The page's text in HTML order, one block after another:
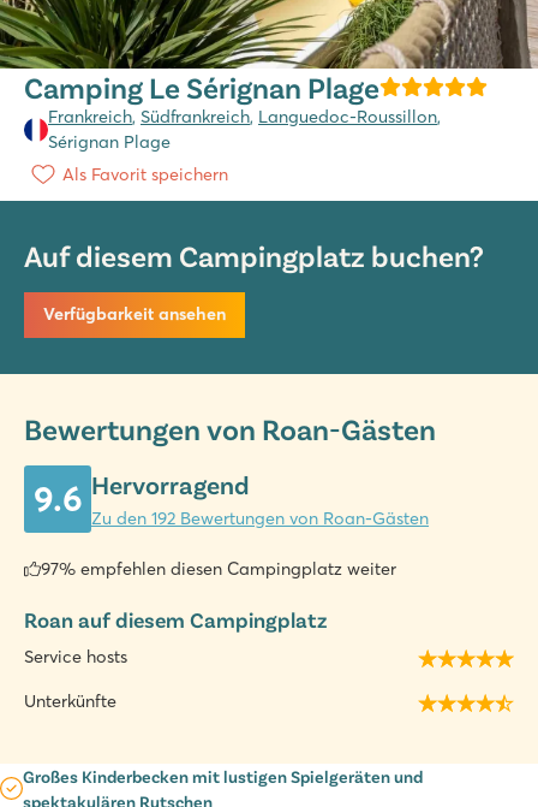
Camping Le Sérignan Plage
Frankreich, Südfrankreich, Languedoc-Roussillon,
Sérignan Plage
Als Favorit speichern
Auf diesem Campingplatz buchen?
Verfügbarkeit ansehen
Bewertungen von Roan-Gästen
9.6 Hervorragend
Zu den 192 Bewertungen von Roan-Gästen
97% empfehlen diesen Campingplatz weiter
Roan auf diesem Campingplatz
Service hosts
Unterkünfte
Großes Kinderbecken mit lustigen Spielgeräten und
spektakulären Rutschen